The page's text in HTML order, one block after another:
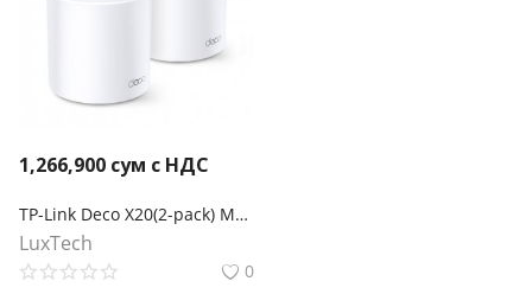
1,266,900 сум с НДС
TP-Link Deco X20(2-pack) Mesh-система AX1800
LuxTech
0